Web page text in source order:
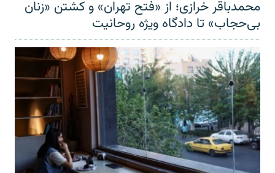
محمدباقر خرازی؛ از «فتح تهران» و کشتن «زنان
بی‌حجاب» تا دادگاه ویژه روحانیت